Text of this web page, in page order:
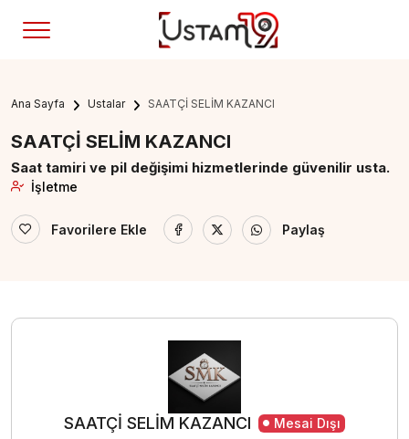
Ana Sayfa Ustalar SAATÇİ SELİM KAZANCI
SAATÇİ SELİM KAZANCI
Saat tamiri ve pil değişimi hizmetlerinde güvenilir usta.
İşletme
Favorilere Ekle Paylaş
SAATÇİ SELİM KAZANCI
Mesai Dışı